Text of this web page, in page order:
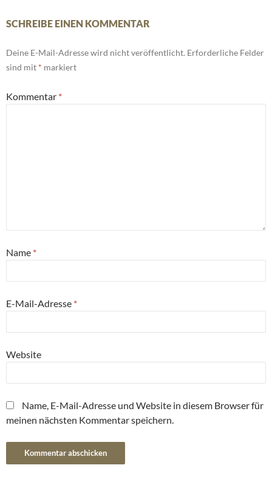
SCHREIBE EINEN KOMMENTAR
Deine E-Mail-Adresse wird nicht veröffentlicht. Erforderliche Felder
sind mit * markiert
Kommentar *
Name *
E-Mail-Adresse *
Website
Name, E-Mail-Adresse und Website in diesem Browser für
meinen nächsten Kommentar speichern.